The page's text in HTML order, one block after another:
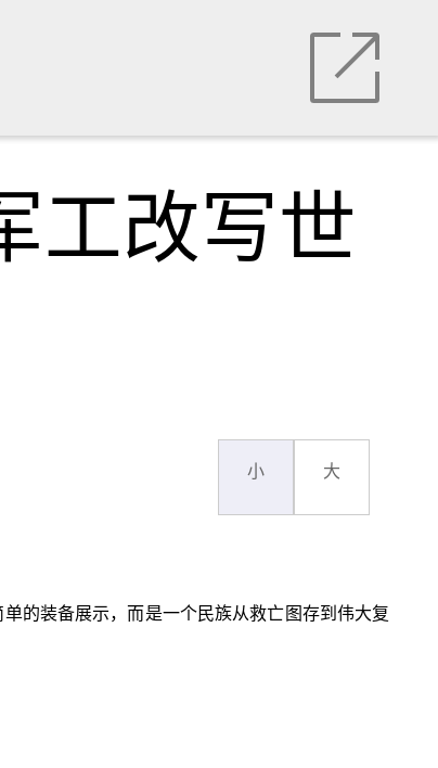
工改写世
小 大
的装备展示，而是一个民族从救亡图存到伟大复